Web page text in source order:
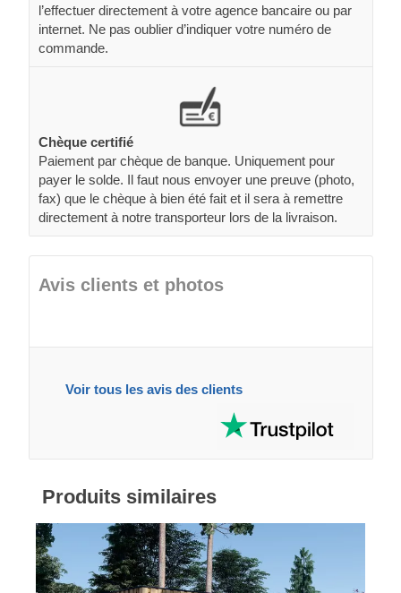
l’effectuer directement à votre agence bancaire ou par
internet. Ne pas oublier d’indiquer votre numéro de
commande.
Chèque certifié
Paiement par chèque de banque. Uniquement pour
payer le solde. Il faut nous envoyer une preuve (photo,
fax) que le chèque à bien été fait et il sera à remettre
directement à notre transporteur lors de la livraison.
Avis clients et photos
Voir tous les avis des clients
Produits similaires